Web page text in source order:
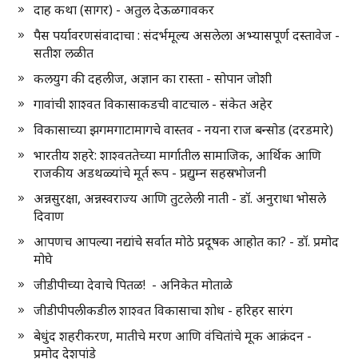
दाह कथा (सागर) - अतुल देऊळगावकर
पैस पर्यावरणसंवादाचा : संदर्भमूल्य असलेला अभ्यासपूर्ण दस्तावेज -
सतीश लळीत
कलयुग की दहलीज, अज्ञान का रास्ता - सोपान जोशी
गावांची शाश्वत विकासाकडची वाटचाल - संकेत अहेर
विकासाच्या झगमगाटामागचे वास्तव - नयना राज बन्सोड (दरडमारे)
भारतीय शहरे: शाश्वततेच्या मार्गातील सामाजिक, आर्थिक आणि
राजकीय अडथळ्यांचे मूर्त रूप - प्रद्युम्न सहस्रभोजनी
अन्नसुरक्षा, अन्नस्वराज्य आणि तुटलेली नाती - डॉ. अनुराधा भोसले
दिवाण
आपणच आपल्या नद्यांचे सर्वात मोठे प्रदूषक आहोत का? - डॉ. प्रमोद
मोघे
जीडीपीच्या देवाचे पितळ! - अनिकेत मोताळे
जीडीपीपलीकडील शाश्वत विकासाचा शोध - हरिहर सारंग
बेधुंद शहरीकरण, मातीचे मरण आणि वंचितांचे मूक आक्रंदन -
प्रमोद देशपांडे